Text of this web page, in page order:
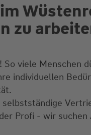
zu
So viele Menschen
individuellen
Profi - wir